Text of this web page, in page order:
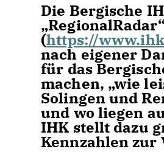
Die Bergische
RegionalRadar“
(https://
nach eigener
für das
machen, „wie
Solingen und
und wo liegen
IHK stellt dazu
Kennzahlen zur